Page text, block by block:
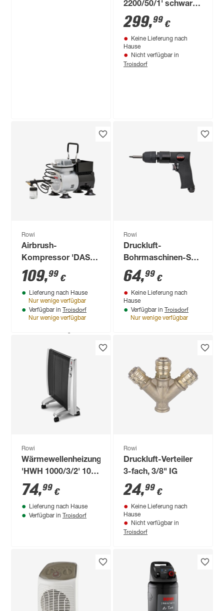
Pelletofen 'Natura'
Stahl schwarz/braun
7,5 kW
2.339,00€
Produktdatenblatt
2200/50/1' schwarz
10 bar, 272 l/min
299,99 €
Keine Lieferung nach
Hause
Nicht verfügbar in
Troisdorf
Rowi
Airbrush-
Kompressor 'DAS
300/1 Set Creative'
2,6 bar inklusive
Zubehör
109,99 €
Lieferung nach Hause
Nur wenige verfügbar
Verfügbar in Troisdorf
Nur wenige verfügbar
Rowi
Druckluft-
Bohrmaschinen-Set
'DBM 20/1 Set' 20-
teilig
64,99 €
Keine Lieferung nach
Hause
Verfügbar in Troisdorf
Nur wenige verfügbar
Rowi
Wärmewellenheizung
'HWH 1000/3/2' 1000
W
74,99 €
Lieferung nach Hause
Verfügbar in Troisdorf
Rowi
Druckluft-Verteiler
3-fach, 3/8" IG
24,99 €
Keine Lieferung nach
Hause
Nicht verfügbar in
Troisdorf